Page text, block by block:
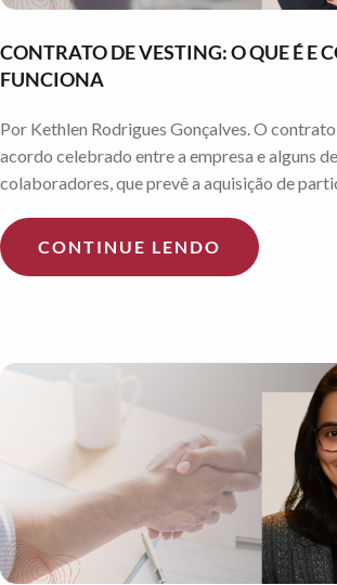
CONTRATO DE VESTING: O QUE É E
FUNCIONA
Por Kethlen Rodrigues Gonçalves. O
acordo celebrado entre a empresa e alguns
colaboradores, que prevê a aquisição de
CONTINUE LENDO